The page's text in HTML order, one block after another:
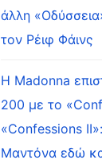
άλλη
τον Ρέιφ Φάινς
Η Madonna
200 με το
«Confessions
Μαντόνα εδώ